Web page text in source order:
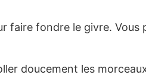
faire fondre le givre. Vous
doucement les